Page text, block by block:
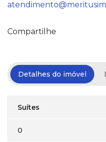
Compartilhe
Detalhes do imóvel
Suítes
0